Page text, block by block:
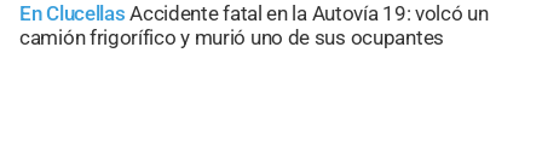
En Clucellas Accidente fatal en la Autovía 19: volcó un
camión frigorífico y murió uno de sus ocupantes